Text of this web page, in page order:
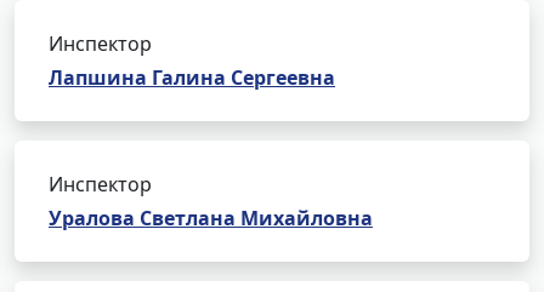
Инспектор
Лапшина Галина Сергеевна
Инспектор
Уралова Светлана Михайловна